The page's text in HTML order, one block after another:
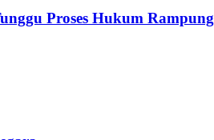
Proses Hukum Rampung